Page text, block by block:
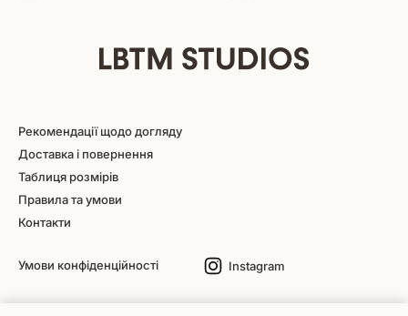
Рекомендації щодо догляду
Доставка і повернення
Таблиця розмірів
Правила та умови
Контакти
Умови конфіденційності Instagram